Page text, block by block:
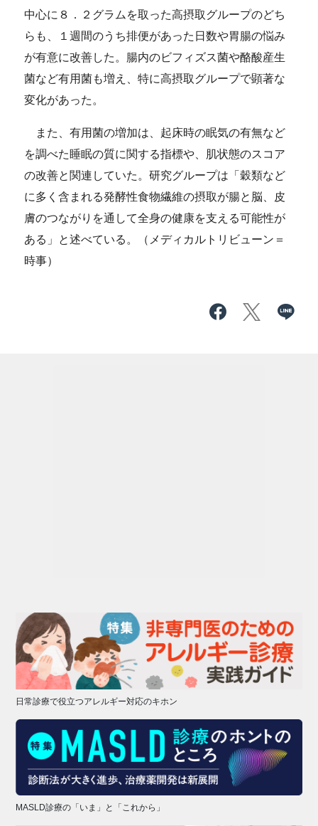
中心に８．２グラムを取った高摂取グループのどち
らも、１週間のうち排便があった日数や胃腸の悩み
が有意に改善した。腸内のビフィズス菌や酪酸産生
菌など有用菌も増え、特に高摂取グループで顕著な
変化があった。
また、有用菌の増加は、起床時の眠気の有無など
を調べた睡眠の質に関する指標や、肌状態のスコア
の改善と関連していた。研究グループは「穀類など
に多く含まれる発酵性食物繊維の摂取が腸と脳、皮
膚のつながりを通して全身の健康を支える可能性が
ある」と述べている。（メディカルトリビューン＝
時事）
日常診療で役立つアレルギー対応のキホン
MASLD診療の「いま」と「これから」